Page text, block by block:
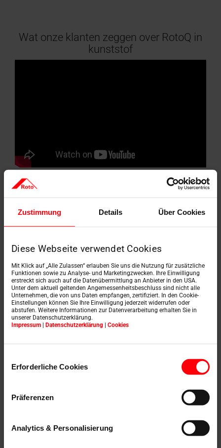
Zustimmung Details Über Cookies
Diese Webseite verwendet Cookies
Mit Klick auf „Alle Zulassen“ erlauben Sie uns die Nutzung für zusätzliche
Funktionen sowie zu Analyse- und Marketingzwecken. Ihre Einwilligung
erstreckt sich auch auf die Datenübermittlung an Anbieter in den USA.
Unter dem aktuell geltenden Angemessenheitsbeschluss sind nicht alle
Unternehmen, die von uns Daten empfangen, zertifiziert. In den Cookie-
Einstellungen können Sie Ihre Einwilligung jederzeit widerrufen oder
abstufen. Weitere Informationen zur Datenverarbeitung erhalten Sie in
unserer Datenschutzerklärung.
Impressum | Datenschutzerklärung | Cookies
Erforderliche Cookies
Präferenzen
Analytics & Personalisierung
Wat onze klanten zeggen over RotoQ in
kunststof
Professionals spreken duidelijke
taal over de RotoQ
"Onze 20 medewerkers, die Roto pas
willen installeren na een training en de
eerste uitgevoerde projecten, zorgen voor
de installatie. Ze zijn helemaal enthousiast
over de voormontage van de afzonderlijke
platen. Het gaat gewoon 'klik, klik' en het
raam is gemonteerd of gedemonteerd."
KATRIN MAYER, HEINZ KONRAD ZIMMEREI GMBH & CO KG, KULMBACH
Score van 1,0 voor